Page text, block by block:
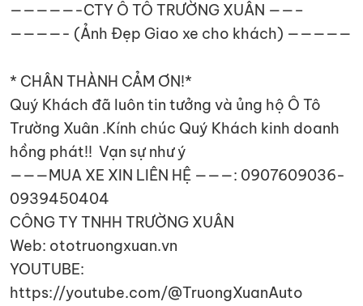
—————-CTY Ô TÔ TRƯỜNG XUÂN ——–
————- (Ảnh Đẹp Giao xe cho khách) —————
* CHÂN THÀNH CẢM ƠN!*
Quý Khách đã luôn tin tưởng và ủng hộ Ô Tô
Trường Xuân .Kính chúc Quý Khách kinh doanh
hồng phát!! Vạn sự như ý
———MUA XE XIN LIÊN HỆ ———: 0907609036-
0939450404
CÔNG TY TNHH TRƯỜNG XUÂN
Web: ototruongxuan.vn
YOUTUBE:
https://youtube.com/@TruongXuanAuto